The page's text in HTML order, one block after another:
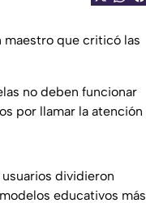
maestro que criticó las
no deben funcionar
por llamar la atención
dividieron
educativos más